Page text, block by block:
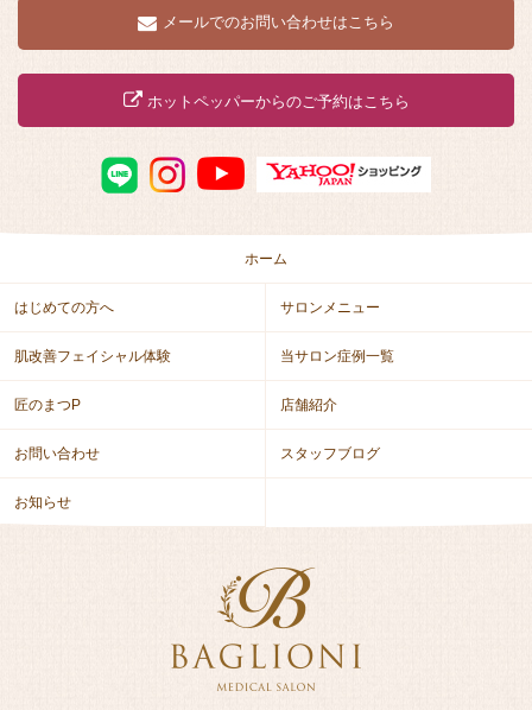
メールでのお問い合わせはこちら
ホットペッパーからのご予約はこちら
ホーム
はじめての方へ サロンメニュー
肌改善フェイシャル体験 当サロン症例一覧
匠のまつP 店舗紹介
お問い合わせ スタッフブログ
お知らせ